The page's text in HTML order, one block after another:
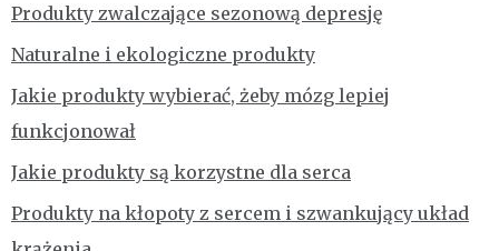
Produkty zwalczające sezonową depresję
Naturalne i ekologiczne produkty
Jakie produkty wybierać, żeby mózg lepiej
funkcjonował
Jakie produkty są korzystne dla serca
Produkty na kłopoty z sercem i szwankujący układ